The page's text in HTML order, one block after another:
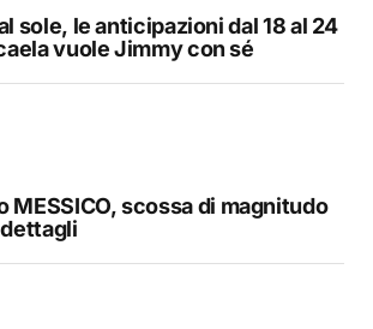
sole, le anticipazioni dal 18 al 24
vuole Jimmy con sé
MESSICO, scossa di magnitudo